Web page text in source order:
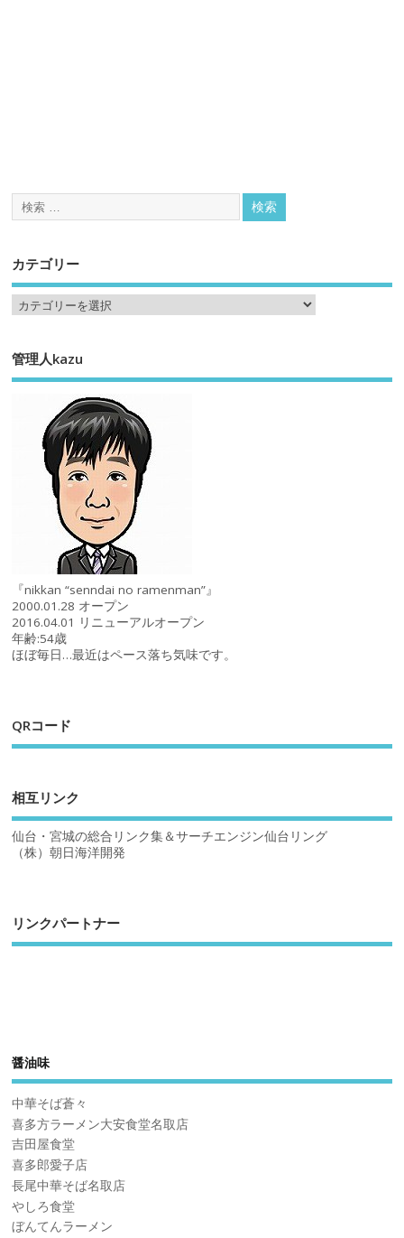
カテゴリー
管理人kazu
『nikkan “senndai no ramenman”』
2000.01.28 オープン
2016.04.01 リニューアルオープン
年齢:54歳
ほぼ毎日…最近はペース落ち気味です。
QRコード
相互リンク
仙台・宮城の総合リンク集＆サーチエンジン仙台リング
（株）朝日海洋開発
リンクパートナー
醤油味
中華そば蒼々
喜多方ラーメン大安食堂名取店
吉田屋食堂
喜多郎愛子店
長尾中華そば名取店
やしろ食堂
ぼんてんラーメン